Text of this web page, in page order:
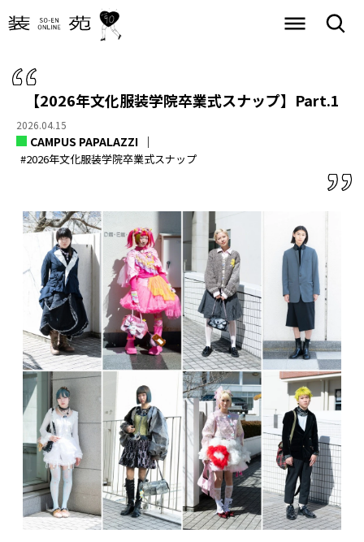
【2026年文化服装学院卒業式スナップ】Part.1
2026.04.15
CAMPUS PAPALAZZI
#2026年文化服装学院卒業式スナップ